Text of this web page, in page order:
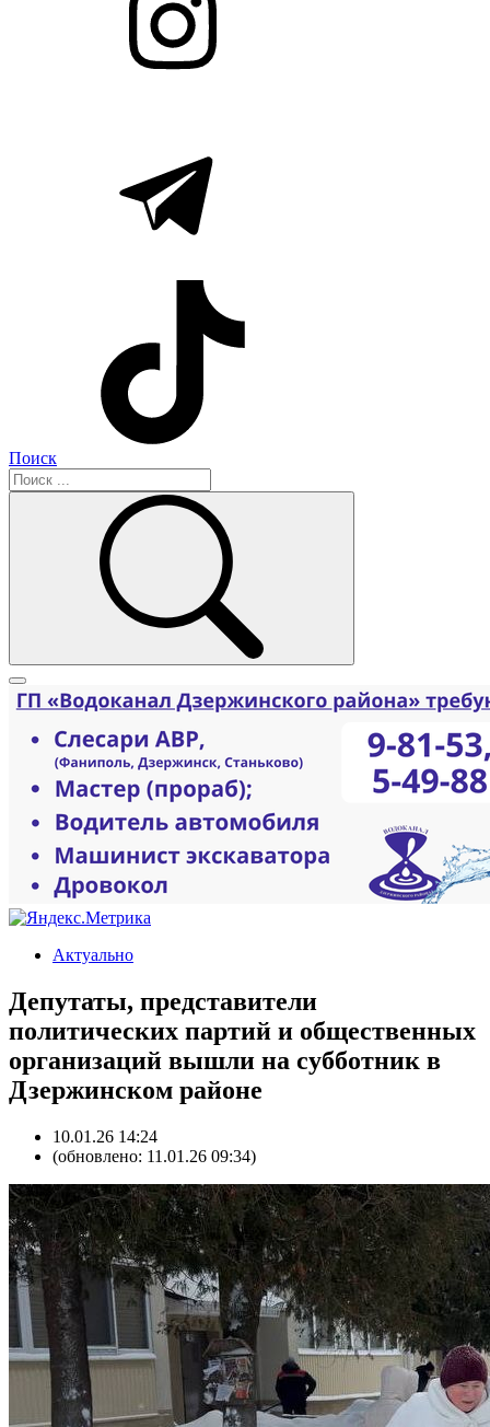
Поиск
Актуально
Депутаты, представители
политических партий и общественных
организаций вышли на субботник в
Дзержинском районе
10.01.26 14:24
(обновлено: 11.01.26 09:34)